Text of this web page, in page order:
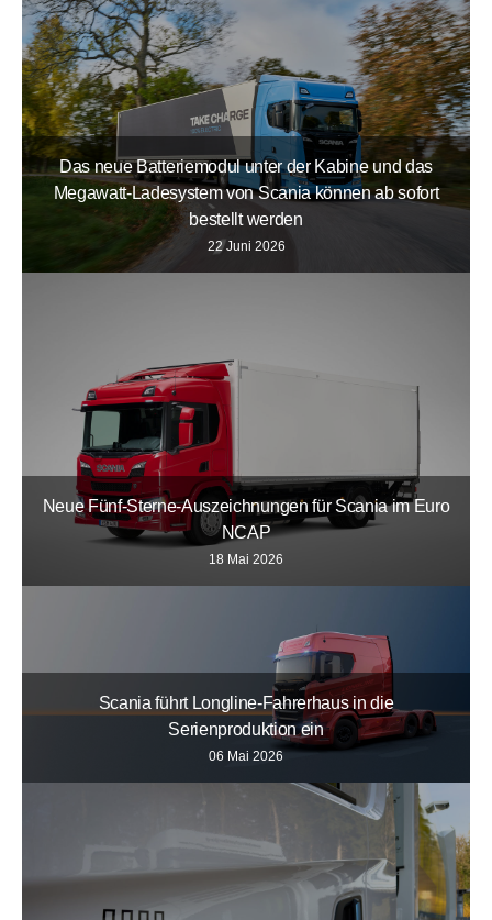
Das neue Batteriemodul unter der Kabine und das
Megawatt-Ladesystem von Scania können ab sofort
bestellt werden
22 Juni 2026
Neue Fünf-Sterne-Auszeichnungen für Scania im Euro
NCAP
18 Mai 2026
Scania führt Longline-Fahrerhaus in die
Serienproduktion ein
06 Mai 2026